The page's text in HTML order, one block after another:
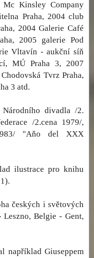
Kinsley Company
Praha, 2004 club
2004 Galerie Café
2005 galerie Pod
Vltavín - aukční síň
MÚ Praha 3, 2007
Tvrz Praha,
3 atd.
divadla /2.
/2.cena 1979/,
"Aňo del XXX
ilustrace pro knihu
českých i světových
Belgie - Gent,
například Giuseppem